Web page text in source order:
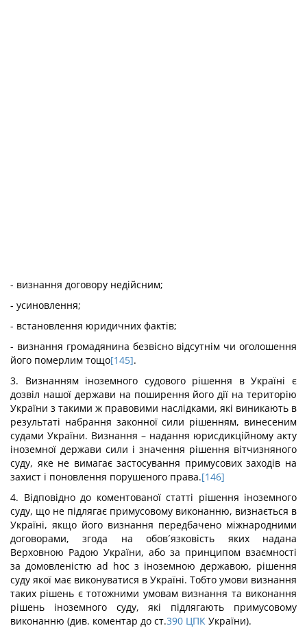
- визнання договору недійсним;
- усиновлення;
- встановлення юридичних фактів;
- визнання громадянина безвісно відсутнім чи оголошення
його померлим тощо[145].
3. Визнанням іноземного судового рішення в Україні є
дозвіл нашої держави на поширення його дії на територію
України з такими ж правовими наслідками, які виникають в
результаті набрання законної сили рішенням, винесеним
судами України. Визнання – надання юрисдикційному акту
іноземної держави сили і значення рішення вітчизняного
суду, яке не вимагає застосування примусових заходів на
захист і поновлення порушеного права.[146]
4. Відповідно до коментованої статті рішення іноземного
суду, що не підлягає примусовому виконанню, визнається в
Україні, якщо його визнання передбачено міжнародними
договорами, згода на обов´язковість яких надана
Верховною Радою України, або за принципом взаємності
за домовленістю ad hoc з іноземною державою, рішення
суду якої має виконуватися в Україні. Тобто умови визнання
таких рішень є тотожними умовам визнання та виконання
рішень іноземного суду, які підлягають примусовому
виконанню (див. коментар до ст.390 ЦПК України).